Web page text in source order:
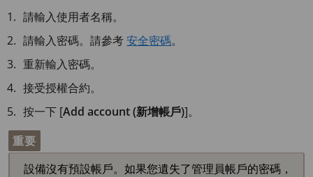
請輸入使用者名稱。
請輸入密碼。請參考安全密碼。
重新輸入密碼。
接受授權合約。
按一下 [Add account (新增帳戶)]。
重要
設備沒有預設帳戶。如果您遺失了管理員帳戶的密碼，